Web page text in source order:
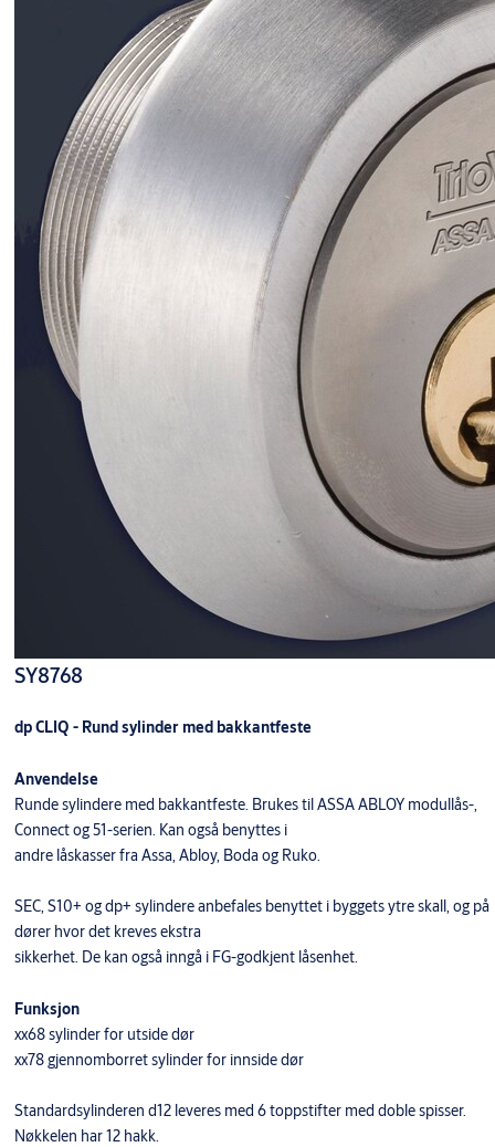
SY8768
dp CLIQ - Rund sylinder med bakkantfeste
Anvendelse
Runde sylindere med bakkantfeste. Brukes til ASSA ABLOY modullås-,
Connect og 51-serien. Kan også benyttes i
andre låskasser fra Assa, Abloy, Boda og Ruko.
SEC, S10+ og dp+ sylindere anbefales benyttet i byggets ytre skall, og på
dører hvor det kreves ekstra
sikkerhet. De kan også inngå i FG-godkjent låsenhet.
Funksjon
xx68 sylinder for utside dør
xx78 gjennomborret sylinder for innside dør
Standardsylinderen d12 leveres med 6 toppstifter med doble spisser.
Nøkkelen har 12 hakk.